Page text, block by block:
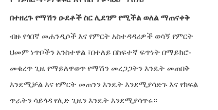
በተዘረጉ የማሽን ዑደቶች ስር ሊደገም የሚችል ወለል ማጠናቀቅ
ብዙ የጎበኛ መሐንዲሶች እና የምርት አስተዳዳሪዎች ወሳኝ የምርት
ህመም ነጥቦችን አንስተዋል ፣በተለይ በከፍተኛ ፍጥነት በማይክሮ-
መቁረጥ ጊዜ የማይለዋወጥ የማሽን መረጋጋትን እንዴት መጠበቅ
እንደሚቻል እና የምርት መጠንን እንዴት እንደሚያሳድጉ እና የክፍል
ጥራትን ሳይጎዳ የሊድ ጊዜን እንዴት እንደሚያሳጥሩ።